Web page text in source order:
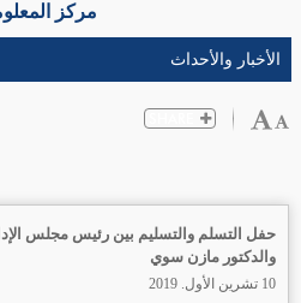
مركز
حفل التسلم والتسليم بين رئيس مجلس
والدكتور مازن سوي
10 تشرين الأول. 2019